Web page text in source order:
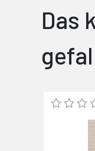
Das